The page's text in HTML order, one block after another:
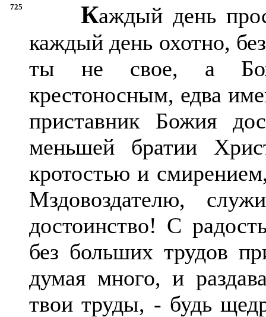
725 Каждый день
каждый день охотно,
ты не свое, а
крестоносным, едва
приставник Божия
меньшей братии
кротостью и
Мздовоздателю,
достоинство! С
без больших трудов
думая много, и
твои труды, - будь